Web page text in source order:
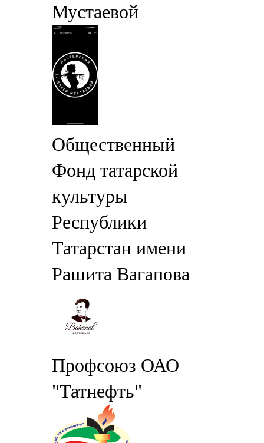
Мустаевой
Общественный
Фонд татарской
культуры
Республики
Татарстан имени
Рашита Вагапова
Профсоюз ОАО
"Татнефть"